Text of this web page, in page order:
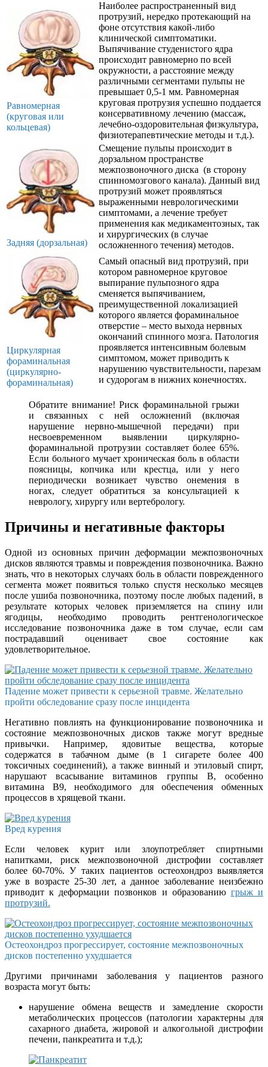
Равномерная
(круговая или
кольцевая)
Наиболее распространенный вид
протрузий, нередко протекающий на
фоне отсутствия какой-либо
клинической симптоматики.
Выпячивание студенистого ядра
происходит равномерно по всей
окружности, а расстояние между
различными сегментами пульпы не
превышает 0,5-1 мм. Равномерная
круговая протрузия успешно поддается
консервативному лечению (массаж,
лечебно-оздоровительная физкультура,
физиотерапевтические методы и т.д.).
Задняя (дорзальная)
Смещение пульпы происходит в
дорзальном пространстве
межпозвоночного диска (в сторону
спинномозгового канала). Данный вид
протрузий может проявляться
выраженными неврологическими
симптомами, а лечение требует
применения как медикаментозных, так
и хирургических (в случае
осложненного течения) методов.
Циркулярная
фораминальная
(циркулярно-
фораминальная)
Самый опасный вид протрузий, при
котором равномерное круговое
выпирание пульпозного ядра
сменяется выпячиванием,
преимущественной локализацией
которого является фораминальное
отверстие – место выхода нервных
окончаний спинного мозга. Патология
проявляется интенсивным болевым
симптомом, может приводить к
нарушению чувствительности, парезам
и судорогам в нижних конечностях.
Обратите внимание! Риск фораминальной грыжи
и связанных с ней осложнений (включая
нарушение нервно-мышечной передачи) при
несвоевременном выявлении циркулярно-
фораминальной протрузии составляет более 65%.
Если больного мучает хроническая боль в области
поясницы, копчика или крестца, или у него
периодически возникает чувство онемения в
ногах, следует обратиться за консультацией к
неврологу, хирургу или вертебрологу.
Причины и негативные факторы
Одной из основных причин деформации межпозвоночных
дисков являются травмы и повреждения позвоночника. Важно
знать, что в некоторых случаях боль в области поврежденного
сегмента может появиться только спустя несколько месяцев
после ушиба позвоночника, поэтому после любых падений, в
результате которых человек приземляется на спину или
ягодицы, необходимо проводить рентгенологическое
исследование позвоночника даже в том случае, если сам
пострадавший оценивает свое состояние как
удовлетворительное.
Падение может привести к серьезной травме. Желательно
пройти обследование сразу после инцидента
Негативно повлиять на функционирование позвоночника и
состояние межпозвоночных дисков также могут вредные
привычки. Например, ядовитые вещества, которые
содержатся в табачном дыме (в 1 сигарете более 400
токсичных соединений), а также винный и этиловый спирт,
нарушают всасывание витаминов группы B, особенно
витамина B9, необходимого для обеспечения обменных
процессов в хрящевой ткани.
Вред курения
Если человек курит или злоупотребляет спиртными
напитками, риск межпозвоночной дистрофии составляет
более 60-70%. У таких пациентов остеохондроз выявляется
уже в возрасте 25-30 лет, а данное заболевание неизбежно
приводит к деформации позвонков и образованию грыж и
протрузий.
Остеохондроз прогрессирует, состояние межпозвоночных
дисков постепенно ухудшается
Другими причинами заболевания у пациентов разного
возраста могут быть:
нарушение обмена веществ и замедление скорости
метаболических процессов (патологии характерны для
сахарного диабета, жировой и алкогольной дистрофии
печени, панкреатита и т.д.);